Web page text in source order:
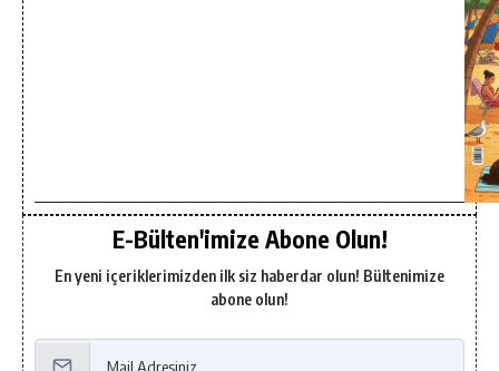
E-Bülten'imize Abone Olun!
En yeni içeriklerimizden ilk siz haberdar olun! Bültenimize
abone olun!